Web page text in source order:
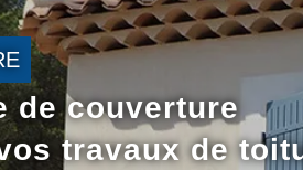
de couverture
travaux de